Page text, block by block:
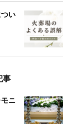
い
事
ニ